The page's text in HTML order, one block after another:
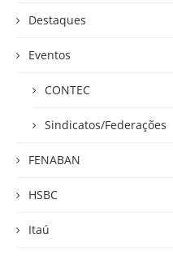
Destaques
Eventos
CONTEC
Sindicatos/Federações
FENABAN
HSBC
Itaú